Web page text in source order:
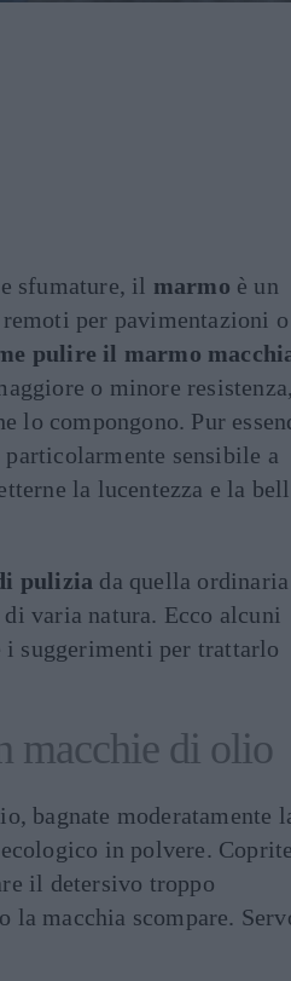
sfumature, il marmo è un
per pavimentazioni o
pulire il marmo
o minore resistenza,
lo compongono. Pur
sensibile a
la lucentezza e la
pulizia da quella
varia natura. Ecco alcuni
i suggerimenti per trattarlo
macchie di olio
bagnate moderatamente
in polvere.
il detersivo troppo
la macchia scompare.